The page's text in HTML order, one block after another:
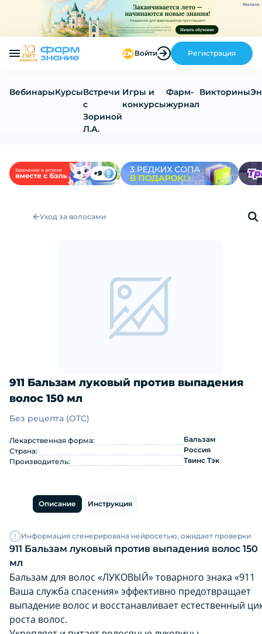
Реклама
Войти Регистрация
ВебинарыКурсыВстречи
с
Зориной
Л.А.
Игры и
конкурсы
Фарм-
журнал
Викторины
Уход за волосами
911 Бальзам луковый против выпадения
волос 150 мл
911 Бальзам луковый против
Без рецепта (OTC)
Лекарственная форма:
Бальзам
Страна:
Россия
Производитель:
Твинс Тэк
Описание Инструкция
Информация сгенерирована нейросетью, ожидает проверки
911 Бальзам луковый против выпадения волос 150
мл
Бальзам для волос «ЛУКОВЫЙ» товарного знака «911
Ваша служба спасения» эффективно предотвращает
выпадение волос и восстанавливает естественный
роста волос.